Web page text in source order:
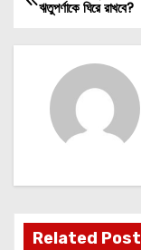
o
a
v
ঋতুপর্ণাকে ঘিরে রাখবে?
Related Post